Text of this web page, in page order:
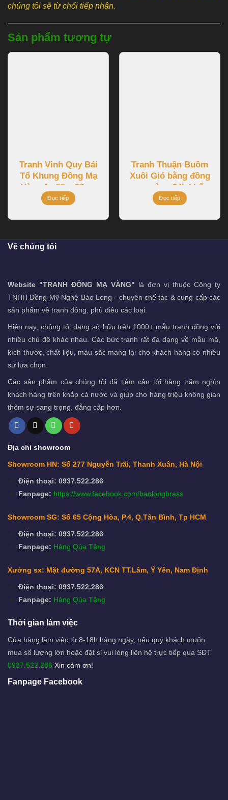
chúng tôi sẽ từ chối tiếp nhận.
Sản phẩm tương tự
Tranh Vinh Quy Bái
Tổ Khung Đồng Mạ
Vàng 1m55 x 88cm
Đọc tiếp
Tranh Thuận Buồm
Xuôi Gió bằng đồng
mạ vàng 24k khổ
1m47x1m07
Đọc tiếp
Về chúng tôi
Website "TRANH ĐỒNG MẠ VÀNG" là đơn vị thuộc Công ty
TNHH Đồng Mỹ Nghệ Bảo Long - chuyên chế tác & cung cấp các
sản phẩm về tranh đồng, phù điêu các loại.
Hiện nay, chúng tôi đang sở hữu trên 1000+ mẫu tranh đồng với
nhiều chủ đề khác nhau. Các bức tranh rất đa dạng về mẫu mã,
kích thước, chất liệu, màu sắc mang lại cho khách hàng có nhiều
sự lựa chọn.
Các sản phẩm của chúng tôi đã tiệm cận tới hàng trăm nghìn
khách hàng trên khắp cả nước và giúp cho hàng triệu không gian
thêm sự sang trọng, đẳng cấp hơn.
Địa chỉ showroom
Showroom HN: Số 277 Nguyễn Trãi, Thanh Xuân, Hà Nội
Điện thoại: 0937.522.286
Fanpage: https://www.facebook.com/baolongbrass
Showroom SG: Số 65 Cộng Hòa, P.4, Q.Tân Bình, Tp HCM
Điện thoại: 0937.522.286
Fanpage: Hàng Qùa Tặng
Xưởng sx: Mặt đường 57A, KCN TT.Lâm, Ý Yên, Nam Định
Điện thoại: 0937.522.286
Fanpage: Hàng Qùa Tặng
Thời gian làm việc
Cửa hàng làm việc từ 8-18h hàng ngày, nếu quý khách muốn
mua số lượng lớn hoặc đặt sỉ vui lòng liên hệ trực tiếp qua SĐT
0937.522.286 Xin cảm ơn!
Fanpage Facebook